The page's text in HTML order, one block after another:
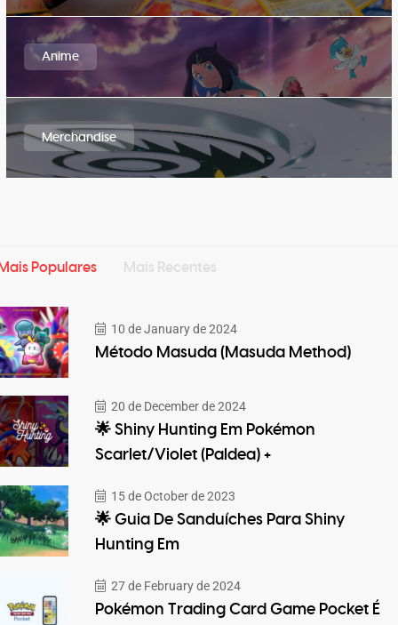
Anime
Merchandise
Populares Mais Recentes
10 de January de 2024
Método Masuda (Masuda Method)
20 de December de 2024
🌟 Shiny Hunting Em Pokémon
Scarlet/Violet (Paldea) +
15 de October de 2023
🌟 Guia De Sanduíches Para Shiny
Hunting Em
27 de February de 2024
Pokémon Trading Card Game Pocket É